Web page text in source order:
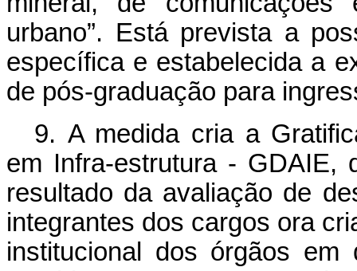
urbano”. Está prevista a
específica e estabelecida a
de pós-graduação para
9. A medida cria a
em Infra-estrutura - GDAIE,
resultado da avaliação de
integrantes dos cargos ora
institucional dos órgãos em